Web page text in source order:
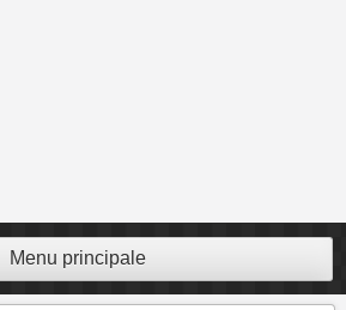
Menu principale